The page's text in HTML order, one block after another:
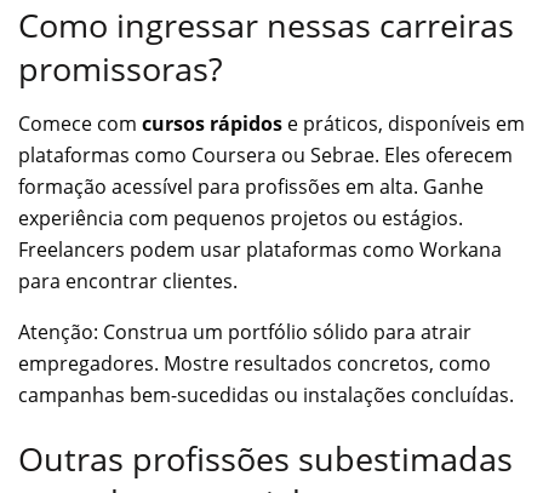
Como ingressar nessas carreiras
promissoras?
Comece com cursos rápidos e práticos, disponíveis em
plataformas como Coursera ou Sebrae. Eles oferecem
formação acessível para profissões em alta. Ganhe
experiência com pequenos projetos ou estágios.
Freelancers podem usar plataformas como Workana
para encontrar clientes.
Atenção: Construa um portfólio sólido para atrair
empregadores. Mostre resultados concretos, como
campanhas bem-sucedidas ou instalações concluídas.
Outras profissões subestimadas